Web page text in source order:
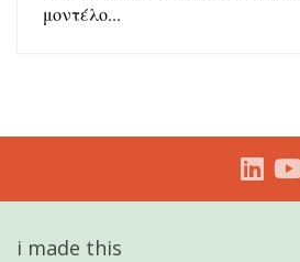
μοντέλο...
i made this